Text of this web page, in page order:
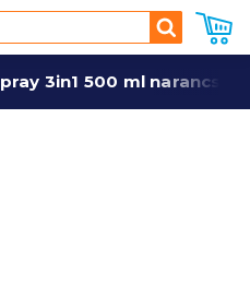
Keresés
3in1 500 ml narancs